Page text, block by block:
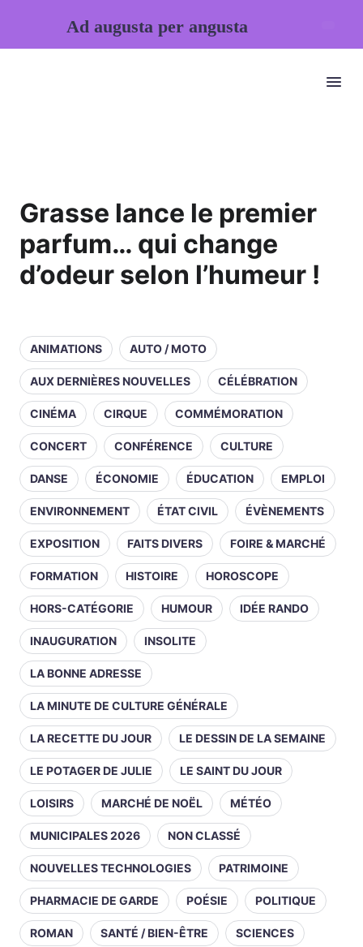
Grasse lance le premier
parfum… qui change
d’odeur selon l’humeur !
ANIMATIONS AUTO / MOTO
AUX DERNIÈRES NOUVELLES CÉLÉBRATION
CINÉMA CIRQUE COMMÉMORATION
CONCERT CONFÉRENCE CULTURE
DANSE ÉCONOMIE ÉDUCATION EMPLOI
ENVIRONNEMENT ÉTAT CIVIL ÉVÈNEMENTS
EXPOSITION FAITS DIVERS FOIRE & MARCHÉ
FORMATION HISTOIRE HOROSCOPE
HORS-CATÉGORIE HUMOUR IDÉE RANDO
INAUGURATION INSOLITE
LA BONNE ADRESSE
LA MINUTE DE CULTURE GÉNÉRALE
LA RECETTE DU JOUR LE DESSIN DE LA SEMAINE
LE POTAGER DE JULIE LE SAINT DU JOUR
LOISIRS MARCHÉ DE NOËL MÉTÉO
MUNICIPALES 2026 NON CLASSÉ
NOUVELLES TECHNOLOGIES PATRIMOINE
PHARMACIE DE GARDE POÉSIE POLITIQUE
ROMAN SANTÉ / BIEN-ÊTRE SCIENCES
Ad augusta per angusta